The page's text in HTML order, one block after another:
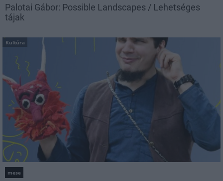
Palotai Gábor: Possible Landscapes / Lehetséges
tájak
Kultúra
mese